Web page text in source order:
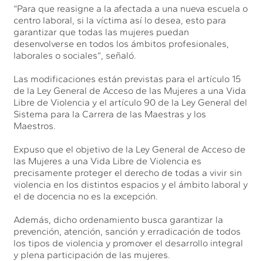
“Para que reasigne a la afectada a una nueva escuela o
centro laboral, si la víctima así lo desea, esto para
garantizar que todas las mujeres puedan
desenvolverse en todos los ámbitos profesionales,
laborales o sociales”, señaló.
Las modificaciones están previstas para el artículo 15
de la Ley General de Acceso de las Mujeres a una Vida
Libre de Violencia y el artículo 90 de la Ley General del
Sistema para la Carrera de las Maestras y los
Maestros.
Expuso que el objetivo de la Ley General de Acceso de
las Mujeres a una Vida Libre de Violencia es
precisamente proteger el derecho de todas a vivir sin
violencia en los distintos espacios y el ámbito laboral y
el de docencia no es la excepción.
Además, dicho ordenamiento busca garantizar la
prevención, atención, sanción y erradicación de todos
los tipos de violencia y promover el desarrollo integral
y plena participación de las mujeres.